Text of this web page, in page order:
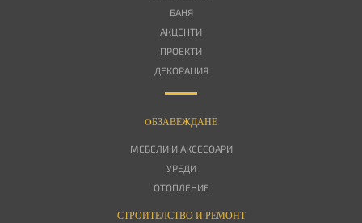
БАНЯ
АКЦЕНТИ
ПРОЕКТИ
ДЕКОРАЦИЯ
OБЗАВЕЖДАНЕ
МЕБЕЛИ И АКСЕСОАРИ
УРЕДИ
ОТОПЛЕНИЕ
СТРОИТЕЛСТВО И РЕМОНТ